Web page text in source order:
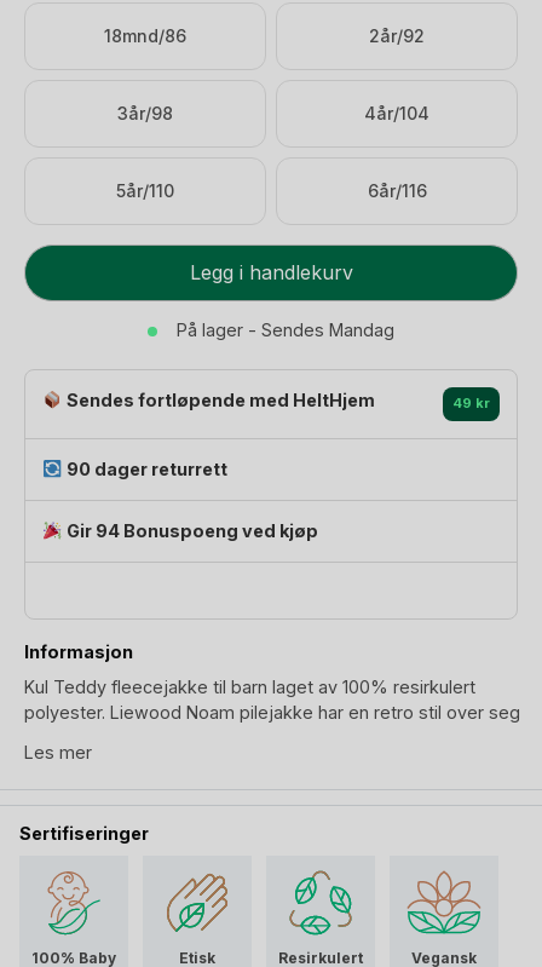
18mnd/86 2år/92
3år/98 4år/104
5år/110 6år/116
Fleecejakke
Barn
Resirkulert
Noam
Pile
antall
Legg i handlekurv
På lager - Sendes Mandag
Sendes fortløpende med HeltHjem 49 kr
90 dager returrett
Gir 94 Bonuspoeng ved kjøp
Informasjon
Kul Teddy fleecejakke til barn laget av 100% resirkulert
polyester. Liewood Noam pilejakke har en retro stil over seg
for å gjøre det mer behagelig og tette igjen for vinden.
Fleecejakken er tykk nok for at barn skal kunne bruke den
regnjakke på ekstra vindfulle eller våte dager.
Noam Fleecjakke er utstyrt med to sidelommer foran.
Jakken har hull for tomler på mansjettene, slik at håndledd
Les mer
Sertifiseringer
100% Baby
Etisk
Resirkulert
Vegansk